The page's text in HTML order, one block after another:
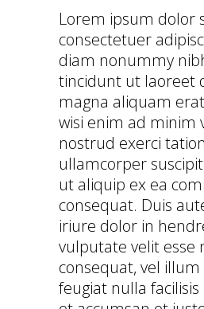
Lorem ipsum dolor
consectetuer
diam nonummy
tincidunt ut laoreet
magna aliquam
wisi enim ad minim
nostrud exerci tation
ullamcorper
ut aliquip ex ea
consequat. Duis
iriure dolor in
vulputate velit esse
consequat, vel
feugiat nulla